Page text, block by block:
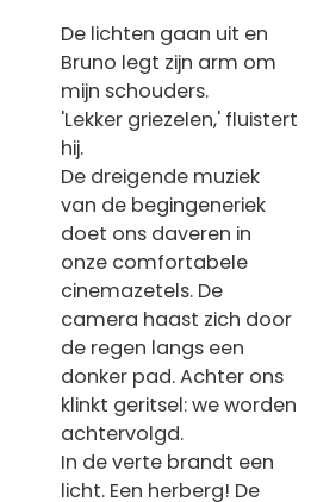
De lichten gaan uit en
Bruno legt zijn arm om
mijn schouders.
'Lekker griezelen,' fluistert
hij.
De dreigende muziek
van de begingeneriek
doet ons daveren in
onze comfortabele
cinemazetels. De
camera haast zich door
de regen langs een
donker pad. Achter ons
klinkt geritsel: we worden
achtervolgd.
In de verte brandt een
licht. Een herberg! De